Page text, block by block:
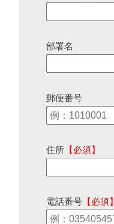
部署名
郵便番号
住所 【必須】
電話番号 【必須】